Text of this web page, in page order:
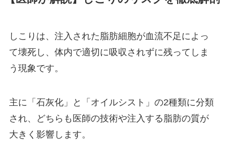
しこりは、注入された脂肪細胞が血流不足によっ
て壊死し、体内で適切に吸収されずに残ってしま
う現象です。
主に「石灰化」と「オイルシスト」の2種類に分類
され、どちらも医師の技術や注入する脂肪の質が
大きく影響します。